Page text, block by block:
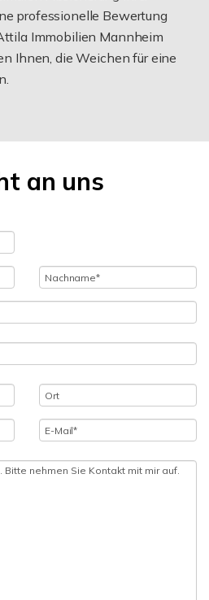
professionelle Bewertung
Immobilien Mannheim
Ihnen, die Weichen für eine
an uns